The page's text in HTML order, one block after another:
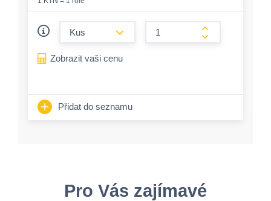
form.increase-
Zobrazit vaši cenu
Přidat do seznamu
Pro Vás zajímavé